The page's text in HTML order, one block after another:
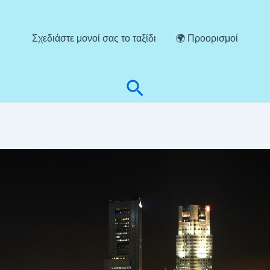
Σχεδιάστε μονοί σας το ταξίδι 🌍 Προορισμοί
Αναζήτηση